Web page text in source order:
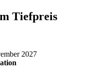
Tiefpreis
2027